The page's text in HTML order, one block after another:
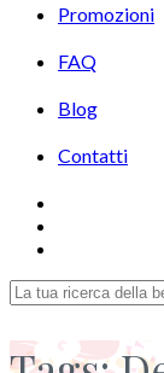
Promozioni
FAQ
Blog
Contatti